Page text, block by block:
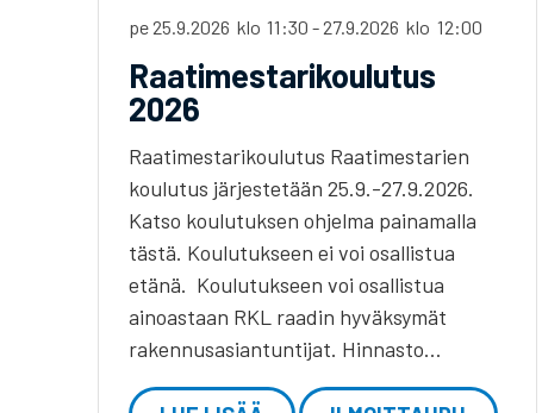
pe 25.9.2026 klo 11:30 -27.9.2026 klo 12:00
Raatimestarikoulutus
2026
Raatimestarikoulutus Raatimestarien
koulutus järjestetään 25.9.-27.9.2026.
Katso koulutuksen ohjelma painamalla
tästä. Koulutukseen ei voi osallistua
etänä. Koulutukseen voi osallistua
ainoastaan RKL raadin hyväksymät
rakennusasiantuntijat. Hinnasto…